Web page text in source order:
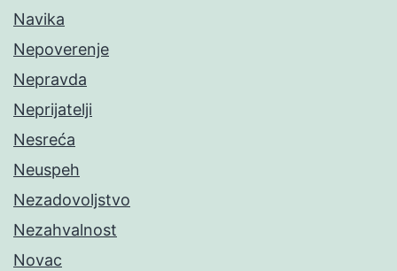
Navika
Nepoverenje
Nepravda
Neprijatelji
Nesreća
Neuspeh
Nezadovoljstvo
Nezahvalnost
Novac